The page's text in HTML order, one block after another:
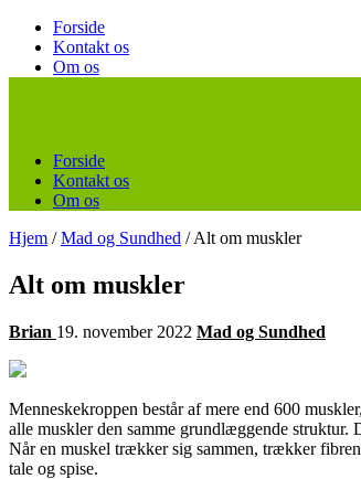
Forside
Kontakt os
Om os
Forside
Kontakt os
Om os
Hjem / Mad og Sundhed / Alt om muskler
Alt om muskler
Brian 19. november 2022 Mad og Sundhed
Menneskekroppen består af mere end 600
alle muskler den samme grundlæggende struktur.
Når en muskel trækker sig sammen, trækker
tale og spise.